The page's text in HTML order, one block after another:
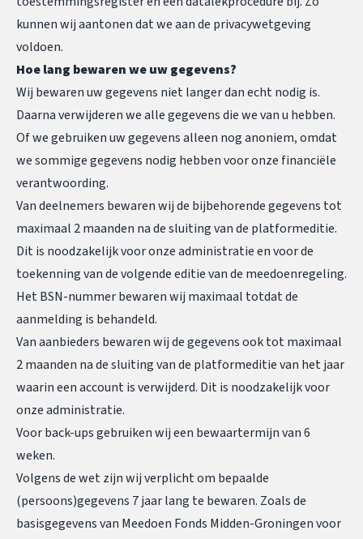
kunnen wij aantonen dat we aan de privacywetgeving
voldoen.
Hoe lang bewaren we uw gegevens?
Wij bewaren uw gegevens niet langer dan echt nodig is.
Daarna verwijderen we alle gegevens die we van u hebben.
Of we gebruiken uw gegevens alleen nog anoniem, omdat
we sommige gegevens nodig hebben voor onze financiële
verantwoording.
Van deelnemers bewaren wij de bijbehorende gegevens tot
maximaal 2 maanden na de sluiting van de platformeditie.
Dit is noodzakelijk voor onze administratie en voor de
toekenning van de volgende editie van de meedoenregeling.
Het BSN-nummer bewaren wij maximaal totdat de
aanmelding is behandeld.
Van aanbieders bewaren wij de gegevens ook tot maximaal
2 maanden na de sluiting van de platformeditie van het jaar
waarin een account is verwijderd. Dit is noodzakelijk voor
onze administratie.
Voor back-ups gebruiken wij een bewaartermijn van 6
weken.
Volgens de wet zijn wij verplicht om bepaalde
(persoons)gegevens 7 jaar lang te bewaren. Zoals de
basisgegevens van Meedoen Fonds Midden-Groningen voor